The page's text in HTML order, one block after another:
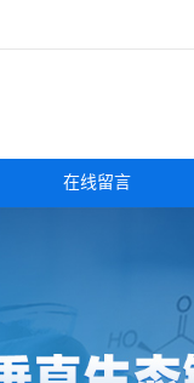
在线留言